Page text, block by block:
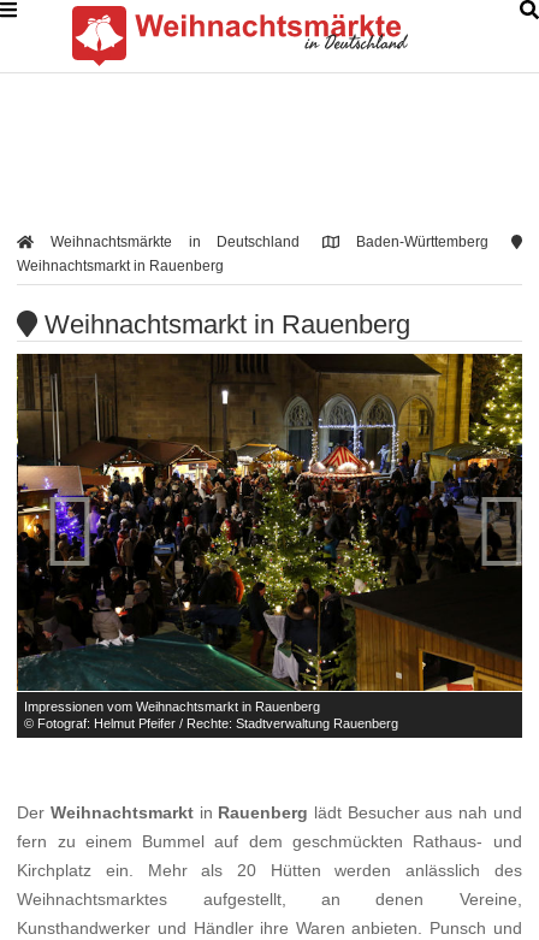
Weihnachtsmärkte in Deutschland
Baden-Württemberg
Weihnachtsmarkt in Rauenberg
Weihnachtsmarkt in Rauenberg
Impressionen vom Weihnachtsmarkt in Rauenberg
© Fotograf: Helmut Pfeifer / Rechte: Stadtverwaltung Rauenberg
 
Der Weihnachtsmarktin Rauenberg lädt Besucher aus nah und
fern zu einem Bummel auf dem geschmückten Rathaus- und
Kirchplatz ein. Mehr als 20 Hütten werden anlässlich des
Weihnachtsmarktes aufgestellt, an denen Vereine,
Kunsthandwerker und Händler ihre Waren anbieten. Punsch und